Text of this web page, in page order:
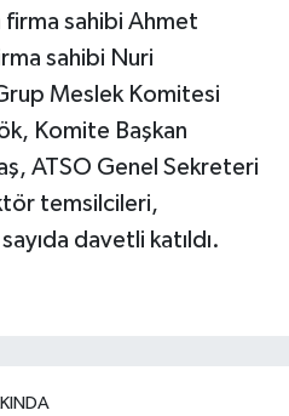
firma sahibi Ahmet
sahibi Nuri
Meslek Komitesi
Komite Başkan
ATSO Genel Sekreteri
temsilcileri,
davetli katıldı.